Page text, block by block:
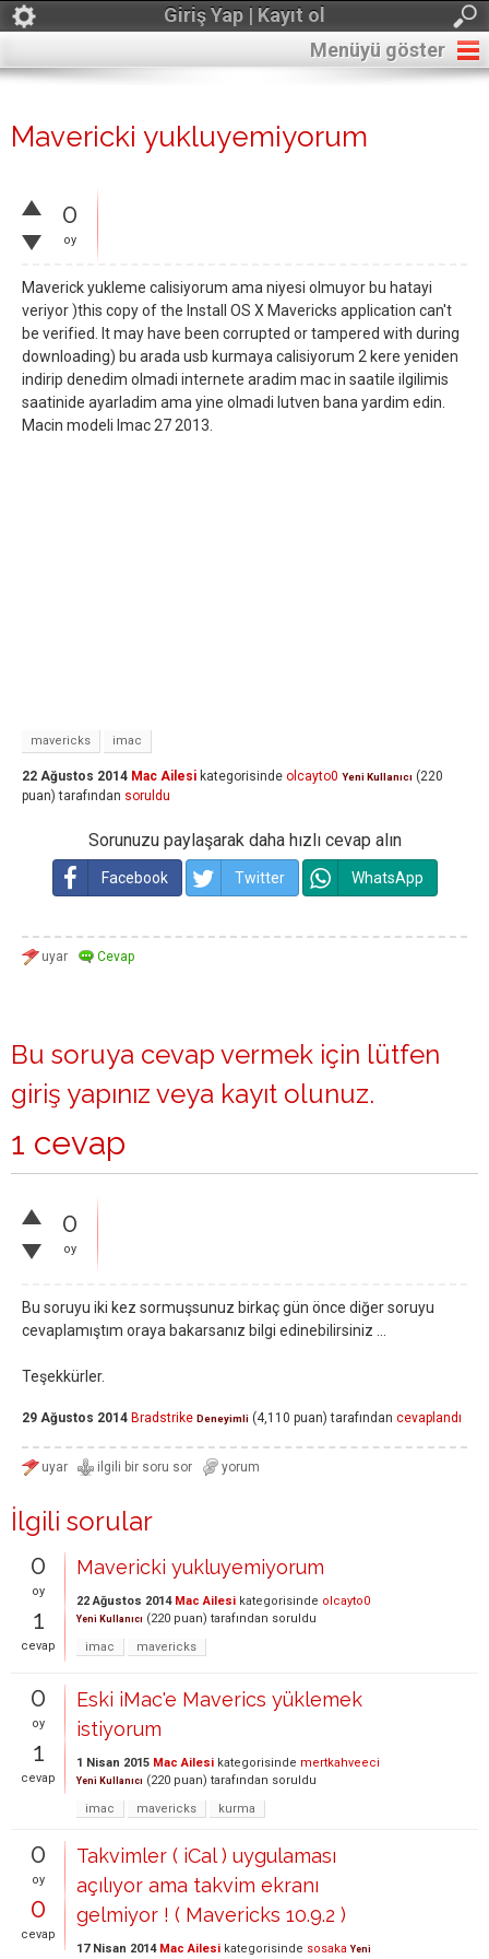
Giriş Yap | Kayıt ol
Menüyü göster
Mavericki yukluyemiyorum
0
oy
Maverick yukleme calisiyorum ama niyesi olmuyor bu hatayi
veriyor )this copy of the Install OS X Mavericks application can't
be verified. It may have been corrupted or tampered with during
downloading) bu arada usb kurmaya calisiyorum 2 kere yeniden
indirip denedim olmadi internete aradim mac in saatile ilgilimis
saatinide ayarladim ama yine olmadi lutven bana yardim edin.
Macin modeli Imac 27 2013.
mavericks imac
22 Ağustos 2014 Mac Ailesi kategorisinde olcayto0 Yeni Kullanıcı (220
puan) tarafından soruldu
Sorunuzu paylaşarak daha hızlı cevap alın
Facebook Twitter WhatsApp
Bu soruya cevap vermek için lütfen
giriş yapınız veya kayıt olunuz.
1 cevap
0
oy
Bu soruyu iki kez sormuşsunuz birkaç gün önce diğer soruyu
cevaplamıştım oraya bakarsanız bilgi edinebilirsiniz ...
Teşekkürler.
29 Ağustos 2014 Bradstrike Deneyimli (4,110 puan) tarafından cevaplandı
İlgili sorular
0
oy
1
cevap
Mavericki yukluyemiyorum
22 Ağustos 2014 Mac Ailesi kategorisinde olcayto0
Yeni Kullanıcı (220 puan) tarafından soruldu
imac
mavericks
0
oy
1
cevap
Eski iMac'e Maverics yüklemek
istiyorum
1 Nisan 2015 Mac Ailesi kategorisinde mertkahveeci
Yeni Kullanıcı (220 puan) tarafından soruldu
imac
mavericks kurma
0
oy
0
cevap
Takvimler ( iCal ) uygulaması
açılıyor ama takvim ekranı
gelmiyor ! ( Mavericks 10.9.2 )
17 Nisan 2014 Mac Ailesi kategorisinde sosaka Yeni